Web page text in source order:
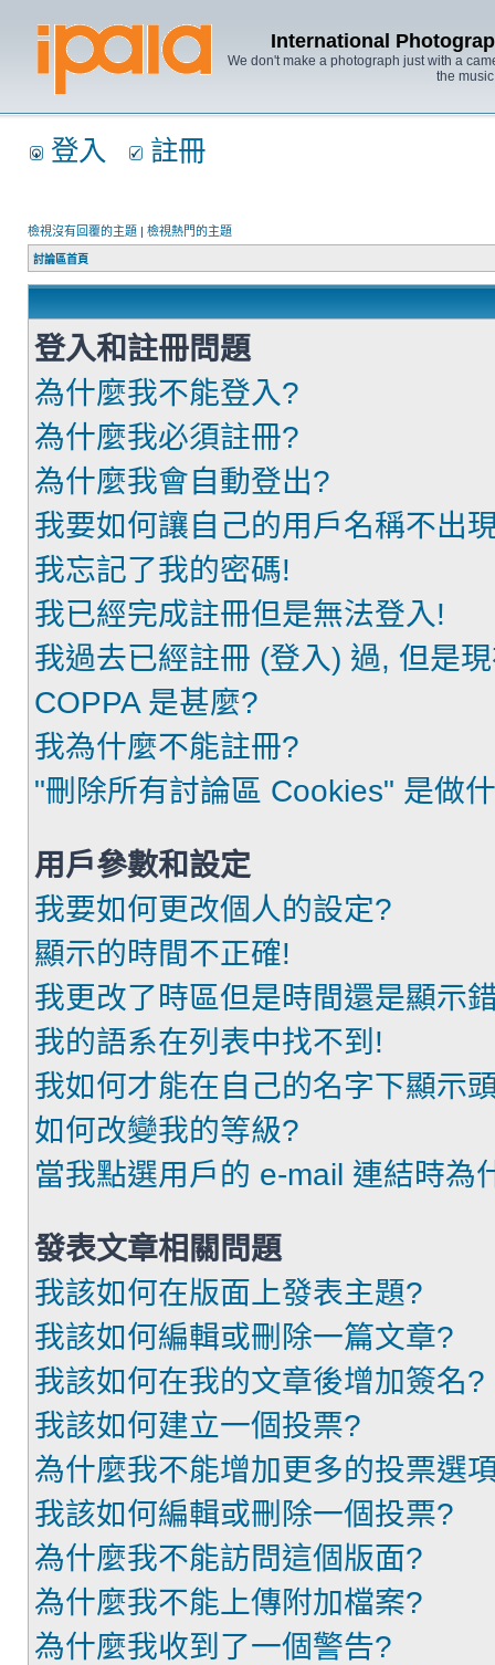
International
We don't make a photograph just with a
the
登入 註冊
檢視沒有回覆的主題 | 檢視熱門的主題
討論區首頁
登入和註冊問題
為什麼我不能登入?
為什麼我必須註冊?
為什麼我會自動登出?
我要如何讓自己的用戶名稱不出
我忘記了我的密碼!
我已經完成註冊但是無法登入!
我過去已經註冊 (登入) 過, 但是
COPPA 是甚麼?
我為什麼不能註冊?
"刪除所有討論區 Cookies" 是做
用戶參數和設定
我要如何更改個人的設定?
顯示的時間不正確!
我更改了時區但是時間還是顯示
我的語系在列表中找不到!
我如何才能在自己的名字下顯示
如何改變我的等級?
當我點選用戶的 e-mail 連結時為
發表文章相關問題
我該如何在版面上發表主題?
我該如何編輯或刪除一篇文章?
我該如何在我的文章後增加簽名?
我該如何建立一個投票?
為什麼我不能增加更多的投票選
我該如何編輯或刪除一個投票?
為什麼我不能訪問這個版面?
為什麼我不能上傳附加檔案?
為什麼我收到了一個警告?